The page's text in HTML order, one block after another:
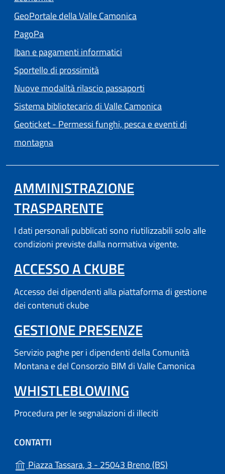
GeoPortale della Valle Camonica
PagoPa
Iban e pagamenti informatici
Sportello di prossimità
Nuove modalità rilascio passaporti
Sistema bibliotecario di Valle Camonica
Geoticket - Permessi funghi, pesca e eventi di
montagna
AMMINISTRAZIONE
TRASPARENTE
I dati personali pubblicati sono riutilizzabili solo alle
condizioni previste dalla normativa vigente.
ACCESSO A CKUBE(APRE IN
Accesso dei dipendenti alla piattaforma di gestione
dei contenuti ckube
GESTIONE PRESENZE(APRE IN
Servizio paghe per i dipendenti della Comunità
Montana e del Consorzio BIM di Valle Camonica
WHISTLEBLOWING
Procedura per le segnalazioni di illeciti
CONTATTI
Piazza Tassara, 3 - 25043 Breno (BS)